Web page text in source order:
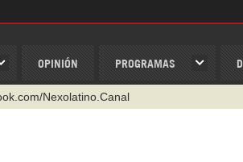
OPINIÓN PROGRAMAS
@nexo_latino